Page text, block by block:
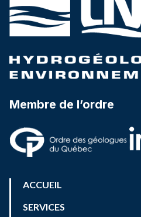
Membre de l’ordre
ACCUEIL
SERVICES